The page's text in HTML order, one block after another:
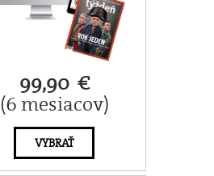
99,90 €
(6 mesiacov)
VYBRAŤ